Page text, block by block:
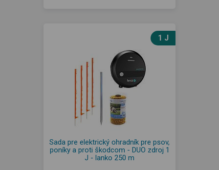
1 J
Sada pre elektrický ohradník pre psov,
poníky a proti škodcom - DUO zdroj 1
J - lanko 250 m